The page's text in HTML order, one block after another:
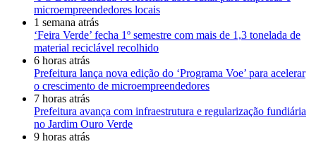
microempreendedores locais
1 semana atrás
‘Feira Verde’ fecha 1º semestre com mais de 1,3 tonelada de
material reciclável recolhido
6 horas atrás
Prefeitura lança nova edição do ‘Programa Voe’ para acelerar
o crescimento de microempreendedores
7 horas atrás
Prefeitura avança com infraestrutura e regularização fundiária
no Jardim Ouro Verde
9 horas atrás